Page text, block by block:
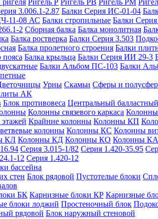
ригеля Ригель Р Ригель РВ Ригель РМ
3.006.1-2.87 Балки Серия ИС-01-04
11-08 АС Балки стропильные Балки Серия
2 Сборная балка Балка монолитная
Балка ростверка Балки Серия 3.503
Балка пролетного строения Балки
Балка крыльца Балки Серия ИИ 29-3
Балки Альбом ПС-103 Балки
Урны Скамьи Сферы и
АК
Блок противовеса Центральный
Колонны связевого каркаса
Крайние колонны Колонны КП
колонны Колонны КС Колонны
КЛ Колонны КД Колонны КО Колонны КА
Серия 3.015-1/82 Серия 1.420-35.95
12 Серия 1.420-12
бассейна
стен Блок рядовой Пустотелые блоки
БК Карнизные блоки КР Карнизные
блоки лоджий Простеночный блок
рядовой Блок наружный стеновой